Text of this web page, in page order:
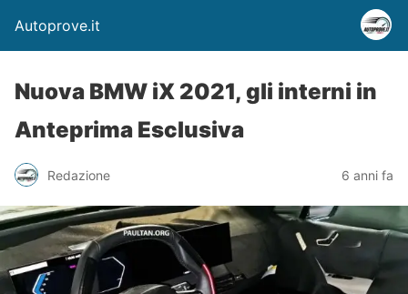
Autoprove.it
Nuova BMW iX 2021, gli interni in
Anteprima Esclusiva
Redazione 6 anni fa